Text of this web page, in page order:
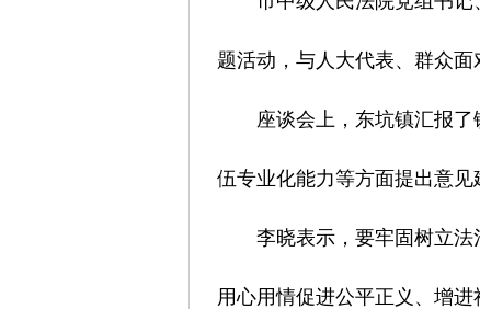
题活动，与人大代表、群众面
座谈会上，东坑镇汇报
伍专业化能力等方面提出意见
李晓表示，要牢固树立法
用心用情促进公平正义、增